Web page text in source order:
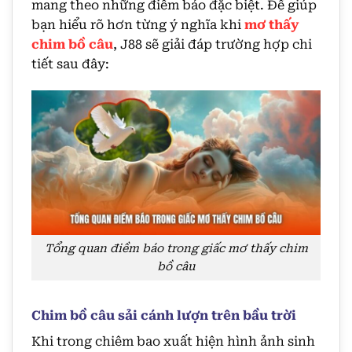
mang theo những điềm báo đặc biệt. Để giúp
bạn hiểu rõ hơn từng ý nghĩa khi mơ thấy
chim bồ câu, J88 sẽ giải đáp trường hợp chi
tiết sau đây:
Tổng quan điềm báo trong giấc mơ thấy chim
bồ câu
Chim bồ câu sải cánh lượn trên bầu trời
Khi trong chiêm bao xuất hiện hình ảnh sinh